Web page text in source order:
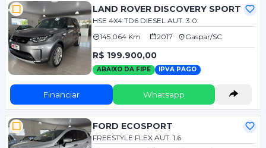
LAND ROVER DISCOVERY SPORT
HSE 4X4 TD6 DIESEL AUT. 3.0
145.064 Km
2017 Gaspar/SC
R$ 199.900,00
ABAIXO DA FIPE IPVA PAGO
Financiar Whatsapp
FORD ECOSPORT
FREESTYLE FLEX AUT. 1.6